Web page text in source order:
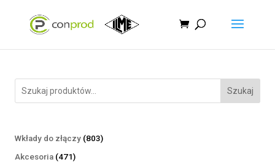
Szukaj
Wkłady do złączy 803803
Akcesoria 471471